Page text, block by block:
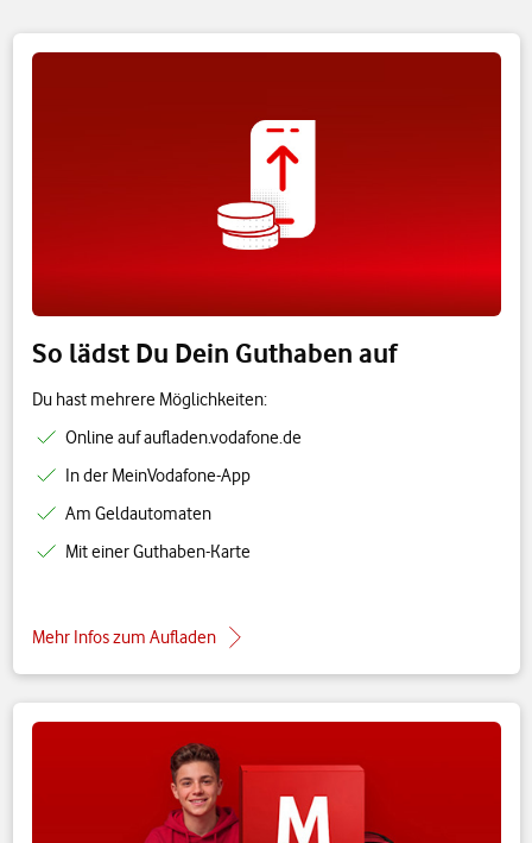
So lädst Du Dein Guthaben auf
Du hast mehrere Möglichkeiten:
Online auf aufladen.vodafone.de
In der MeinVodafone-App
Am Geldautomaten
Mit einer Guthaben-Karte
Mehr Infos zum Aufladen